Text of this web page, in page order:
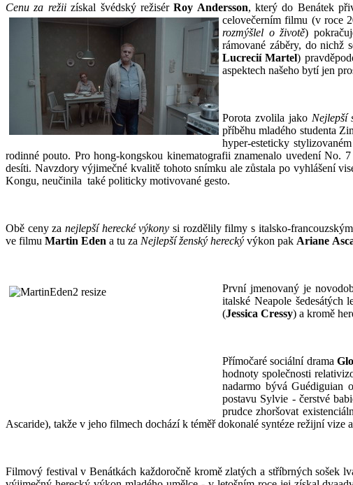
Cenu za režiizískal švédský režisérRoy Andersson, který do Benátek
celovečerním filmu (v roce
rozmýšlel o životě)
rámované záběry, do nichž
Lucrecií Martel)
aspektech našeho bytí jen
Porota zvolila jakoNejlepší
příběhu mladého studenta
hyper-esteticky
rodinné pouto. Pro hong-kongskou kinematografii znamenalo uvedení No.
desíti. Navzdory výjimečné kvalitě tohoto snímku ale zůstala po vyhlášení
Kongu, neučinila také politicky motivované gesto.
Obě ceny zanejlepší herecké výkony si rozdělily filmy s italsko-
ve filmu Martin Eden a tu za Nejlepší ženský herecký výkon pak Ariane
První jmenovaný je
italské Neapole šedesátých
(Jessica Cressy) a kromě
Přímočaré sociální drama
hodnoty společnosti
nadarmo bývá Guédiguian
postavu Sylvie - čerstvé
prudce zhoršovat
Ascaride), takže v jeho filmech dochází k téměř dokonalé syntéze režijní vize
Filmový festival v Benátkách každoročně kromě zlatých a stříbrných sošek